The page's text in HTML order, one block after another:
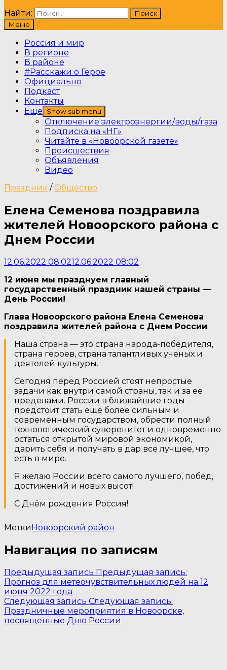
Найти:
Меню
Россия и мир
В регионе
В районе
#Расскажи о Герое
Официально
Подкаст
Контакты
Еще
Show sub menu
Отключение электроэнергии/воды/газа
Подписка на «НГ»
Читайте в «Новоорской газете»
Происшествия
Объявления
Видео
Праздник /Общество
Елена Семенова поздравила
жителей Новоорского района с
Днем России
12.06.2022 08:0212.06.2022 08:02
12 июня мы празднуем главный
государственный праздник нашей страны —
День России!
Глава Новоорского района Елена Семенова
поздравила жителей района с Днем России:
Наша страна — это страна народа-победителя,
страна героев, страна талантливых ученых и
деятелей культуры.
Сегодня перед Россией стоят непростые
задачи как внутри самой страны, так и за ее
пределами. России в ближайшие годы
предстоит стать еще более сильным и
современным государством, обрести полный
технологический суверенитет и одновременно
остаться открытой мировой экономикой,
дарить себя и получать в дар все лучшее, что
есть в мире.
Я желаю России всего самого лучшего, побед,
достижений и новых высот!
С Днём рождения Россия!
МеткиНовоорский район
Навигация по записям
Предыдущая запись Предыдущая запись:
Прогноз для метеочувствительных людей на 12
июня 2022 года
Следующая запись Следующая запись:
Праздничные мероприятия в Новоорске,
посвященные Дню России